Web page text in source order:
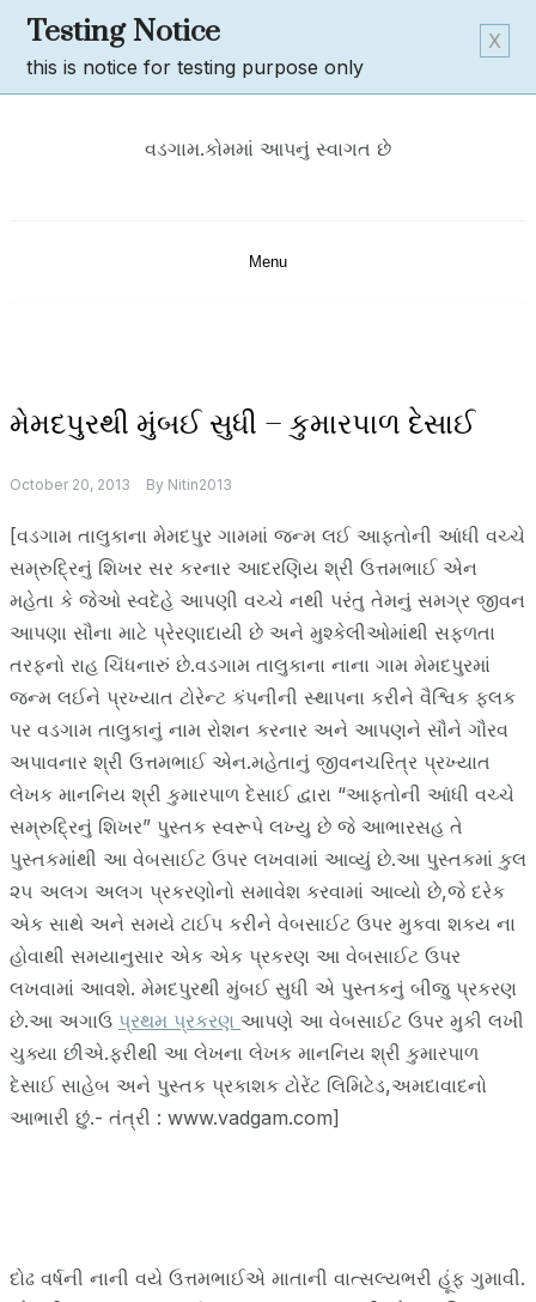
Skip
content
વડગામ.કોમમાં આપનું સ્વાગત છે
Menu
ત્ત
ઈ
હે
તા
જી
વ
ન
રિ
ત્ર
,
વ્ય
ક્તિ
-
શે
ષ
મેમદપુરથી મુંબઈ સુધી – કુમારપાળ દેસાઈ
October 20, 2013 By Nitin2013
[વડગામ તાલુકાના મેમદપુર ગામમાં જન્મ લઈ આફતોની આંધી વચ્ચે
સમ્રુદ્રિનું શિખર સર કરનાર આદરણિય શ્રી ઉત્તમભાઈ એન
મહેતા કે જેઓ સ્વદેહે આપણી વચ્ચે નથી પરંતુ તેમનું સમગ્ર જીવન
આપણા સૌના માટે પ્રેરણાદાયી છે અને મુશ્કેલીઓમાંથી સફળતા
તરફનો રાહ ચિંધનારું છે.વડગામ તાલુકાના નાના ગામ મેમદપુરમાં
જન્મ લઈને પ્રખ્યાત ટોરેન્ટ કંપનીની સ્થાપના કરીને વૈશ્વિક ફલક
પર વડગામ તાલુકાનું નામ રોશન કરનાર અને આપણને સૌને ગૌરવ
અપાવનાર શ્રી ઉત્તમભાઈ એન.મહેતાનું જીવનચરિત્ર પ્રખ્યાત
લેખક માનનિય શ્રી કુમારપાળ દેસાઈ દ્વારા “આફતોની આંધી વચ્ચે
સમ્રુદ્રિનું શિખર” પુસ્તક સ્વરૂપે લખ્યુ છે જે આભારસહ તે
પુસ્તકમાંથી આ વેબસાઈટ ઉપર લખવામાં આવ્યું છે.આ પુસ્તકમાં કુલ
૨૫ અલગ અલગ પ્રકરણોનો સમાવેશ કરવામાં આવ્યો છે,જે દરેક
એક સાથે અને સમયે ટાઈપ કરીને વેબસાઈટ ઉપર મુકવા શકય ના
હોવાથી સમયાનુસાર એક એક પ્રકરણ આ વેબસાઈટ ઉપર
લખવામાં આવશે. મેમદપુરથી મુંબઈ સુધી એ પુસ્તકનું બીજુ પ્રકરણ
છે.આ અગાઉ પ્રથમ પ્રકરણ આપણે આ વેબસાઈટ ઉપર મુકી લખી
ચુક્યા છીએ.ફરીથી આ લેખના લેખક માનનિય શ્રી કુમારપાળ
દેસાઈ સાહેબ અને પુસ્તક પ્રકાશક ટોરેંટ લિમિટેડ,અમદાવાદનો
આભારી છું.- તંત્રી : www.vadgam.com]
દોઢ વર્ષની નાની વયે ઉત્તમભાઈએ માતાની વાત્સલ્યભરી હૂંફ ગુમાવી.
X
Testing Notice
this is notice for testing purpose only